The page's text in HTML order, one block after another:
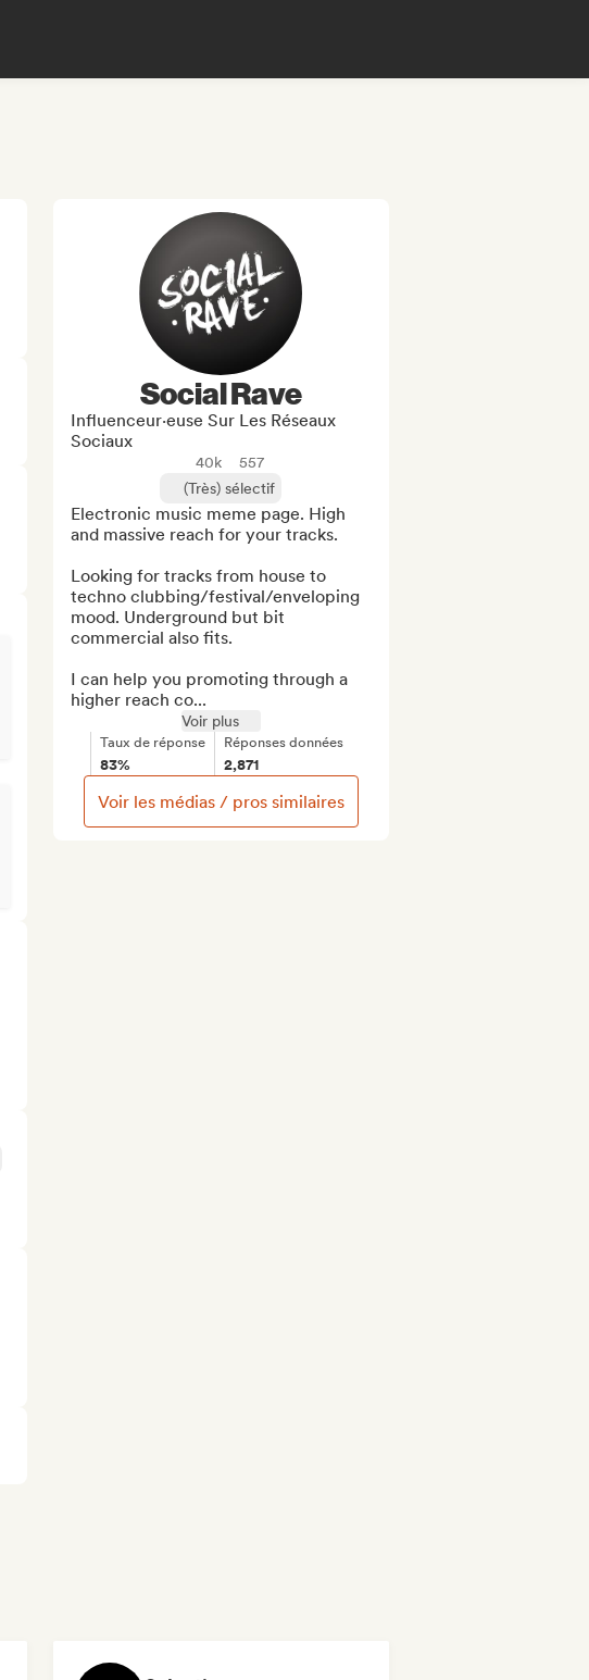
Social Rave
Influenceur·euse Sur Les Réseaux
Sociaux
40k
557
(Très) sélectif
Electronic music meme page. High
and massive reach for your tracks.
Looking for tracks from house to
techno clubbing/festival/enveloping
mood. Underground but bit
commercial also fits.
I can help you promoting through a
higher reach co...
Voir plus
Taux de réponse
83%
Réponses données
2,871
Voir les médias / pros similaires